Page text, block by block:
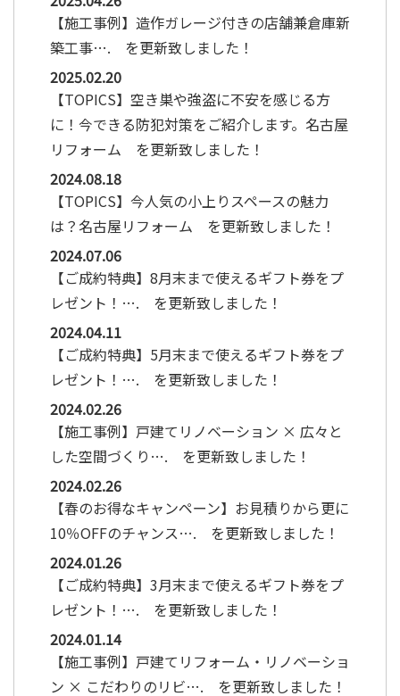
【施工事例】造作ガレージ付きの店舗兼倉庫新
築工事…. を更新致しました！
2025.02.20
【TOPICS】空き巣や強盗に不安を感じる方
に！今できる防犯対策をご紹介します。名古屋
リフォーム を更新致しました！
2024.08.18
【TOPICS】今人気の小上りスペースの魅力
は？名古屋リフォーム を更新致しました！
2024.07.06
【ご成約特典】8月末まで使えるギフト券をプ
レゼント！…. を更新致しました！
2024.04.11
【ご成約特典】5月末まで使えるギフト券をプ
レゼント！…. を更新致しました！
2024.02.26
【施工事例】戸建てリノベーション × 広々と
した空間づくり…. を更新致しました！
2024.02.26
【春のお得なキャンペーン】お見積りから更に
10％OFFのチャンス…. を更新致しました！
2024.01.26
【ご成約特典】3月末まで使えるギフト券をプ
レゼント！…. を更新致しました！
2024.01.14
【施工事例】戸建てリフォーム・リノベーショ
ン × こだわりのリビ…. を更新致しました！